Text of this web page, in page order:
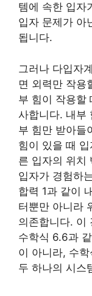
템에 속한 입자
입자 문제가 아
됩니다.
그러나 다입자
면 외력만 작용
부 힘이 작용할
사합니다. 내부
부 힘만 받아들
힘이 있을 때
른 입자의 위치
입자가 경험하
합력 1과 같이
터뿐만 아니라
의존합니다. 이
수학식 6.6과
이 아니라, 수
두 하나의 시스